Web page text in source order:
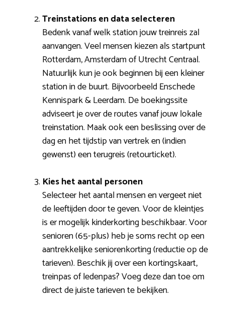
Treinstations en data selecteren
Bedenk vanaf welk station jouw treinreis zal
aanvangen. Veel mensen kiezen als startpunt
Rotterdam, Amsterdam of Utrecht Centraal.
Natuurlijk kun je ook beginnen bij een kleiner
station in de buurt. Bijvoorbeeld Enschede
Kennispark & Leerdam. De boekingssite
adviseert je over de routes vanaf jouw lokale
treinstation. Maak ook een beslissing over de
dag en het tijdstip van vertrek en (indien
gewenst) een terugreis (retourticket).
Kies het aantal personen
Selecteer het aantal mensen en vergeet niet
de leeftijden door te geven. Voor de kleintjes
is er mogelijk kinderkorting beschikbaar. Voor
senioren (65-plus) heb je soms recht op een
aantrekkelijke seniorenkorting (reductie op de
tarieven). Beschik jij over een kortingskaart,
treinpas of ledenpas? Voeg deze dan toe om
direct de juiste tarieven te bekijken.